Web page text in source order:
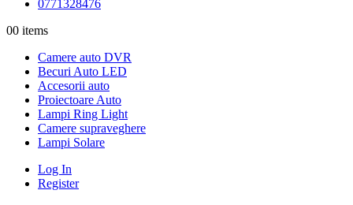
0771328476
00 items
Camere auto DVR
Becuri Auto LED
Accesorii auto
Proiectoare Auto
Lampi Ring Light
Camere supraveghere
Lampi Solare
Log In
Register